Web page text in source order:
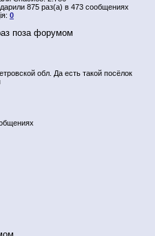
875 раз(а) в 473 сообщениях
0
обл. Да есть такой посёлок